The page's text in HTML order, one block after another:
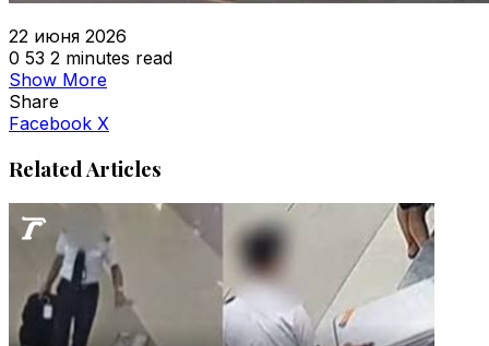
22 июня 2026
0 53 2 minutes read
Show More
Share
Facebook X
Related Articles